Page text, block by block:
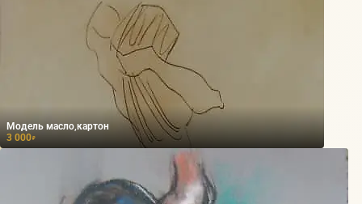
Модель масло,картон
3 000₽